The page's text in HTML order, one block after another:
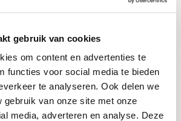
gebruik van cookies
om content en advertenties te
functies voor social media te bieden
te analyseren. Ook delen we
gebruik van onze site met onze
media, adverteren en analyse. Deze
wijnnieuws, proeverijen en